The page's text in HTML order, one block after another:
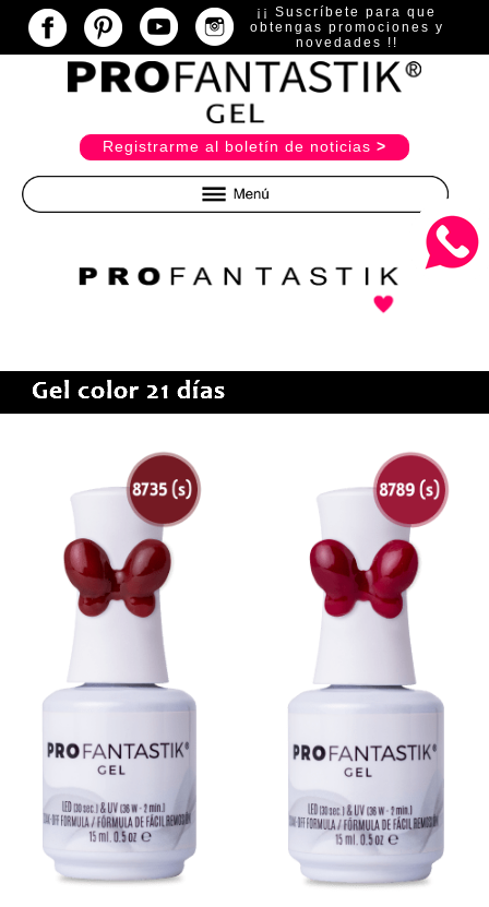
¡¡ Suscríbete para que
obtengas promociones y
novedades !!
Registrarme al boletín de noticias >
Básicos
Gel Butter Polisheé
Gel Color Clásico 21 Días
Gel Holográfico 21 Días
Gel 21 Días Novias
Cover Gel de 21 Días
Colecciones Especiales
Gel Color Glow
Gel Vitral Blooming
Gel Vitaminado Pronail
Mauve